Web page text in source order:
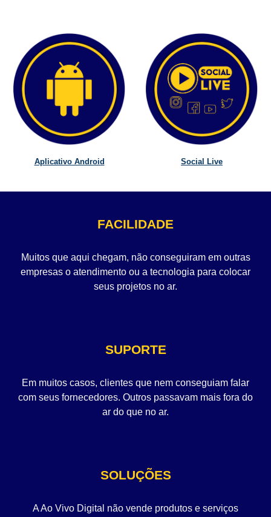
Aplicativo Android Social Live
FACILIDADE
Muitos que aqui chegam, não conseguiram em outras
empresas o atendimento ou a tecnologia para colocar
seus projetos no ar.
SUPORTE
Em muitos casos, clientes que nem conseguiam falar
com seus fornecedores. Outros passavam mais fora do
ar do que no ar.
SOLUÇÕES
A Ao Vivo Digital não vende produtos e serviços